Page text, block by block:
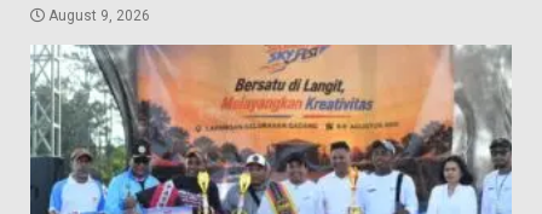
August 9, 2026